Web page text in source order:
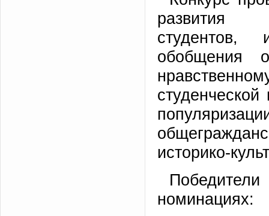
развития
студентов,
обобщения
историко-
номинациях: